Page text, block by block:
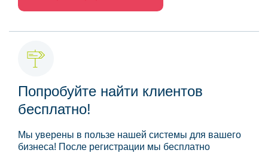
Попробуйте найти клиентов
бесплатно!
Мы уверены в пользе нашей системы для вашего
бизнеса! После регистрации мы бесплатно